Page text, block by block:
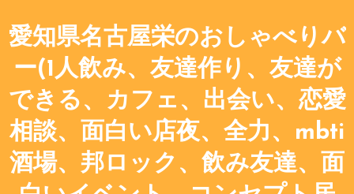
愛知県名古屋栄のおしゃべりバ
ー(1人飲み、友達作り、友達が
できる、カフェ、出会い、恋愛
相談、面白い店夜、全力、mbti
酒場、邦ロック、飲み友達、面